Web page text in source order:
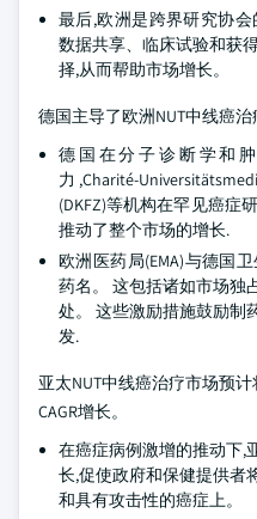
最后,欧洲是跨界研究协
数据共享、临床试验和获
择,从而帮助市场增长。
德国主导了欧洲NUT中线癌
德国在分子诊断学和
力,Charité-
(DKFZ)等机构在罕见癌症
推动了整个市场的增长.
欧洲医药局(EMA)与德国
药名。 这包括诸如市场独
处。 这些激励措施鼓励制
发.
亚太NUT中线癌治疗市场预
CAGR增长。
在癌症病例激增的推动下,
长,促使政府和保健提供者
和具有攻击性的癌症上。